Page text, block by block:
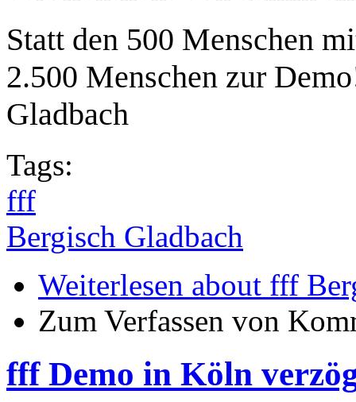
Statt den 500 Menschen
2.500 Menschen zur
Gladbach
Tags:
fff
Bergisch Gladbach
Weiterlesen about fff
Zum Verfassen von
fff Demo in Köln